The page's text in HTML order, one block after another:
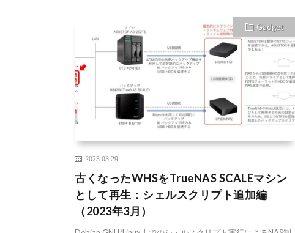
Gadget
2023.03.29
古くなったWHSをTrueNAS SCALEマシン
として再生：シェルスクリプト追加編
（2023年3月）